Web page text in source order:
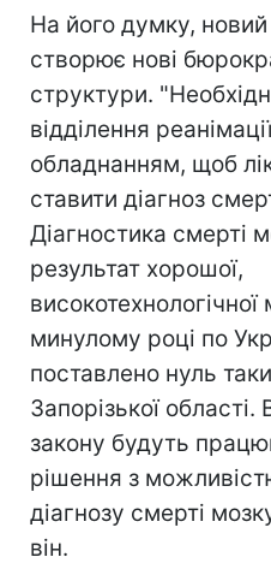
На його думку,
створює нові
структури.
відділення
обладнанням, щоб
ставити діагноз
Діагностика смерті
результат хорошої,
минулому році по
поставлено нуль
Запорізької області.
закону будуть
рішення з
діагнозу смерті
він.